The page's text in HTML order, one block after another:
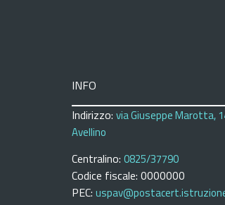
INFO
Indirizzo: via Giuseppe Marotta,
Avellino
Centralino: 0825/37790
Codice fiscale: 0000000
PEC: